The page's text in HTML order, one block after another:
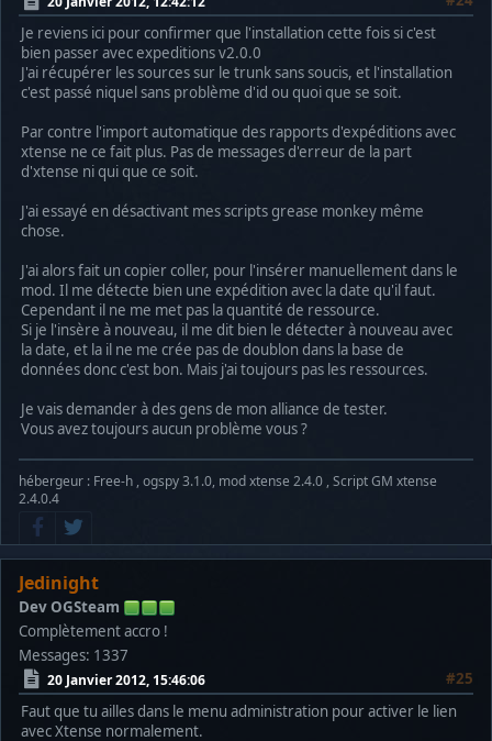
Je reviens ici pour confirmer que l'installation cette fois si c'est
bien passer avec expeditions v2.0.0
J'ai récupérer les sources sur le trunk sans soucis, et l'installation
c'est passé niquel sans problème d'id ou quoi que se soit.
Par contre l'import automatique des rapports d'expéditions avec
xtense ne ce fait plus. Pas de messages d'erreur de la part
d'xtense ni qui que ce soit.
J'ai essayé en désactivant mes scripts grease monkey même
chose.
J'ai alors fait un copier coller, pour l'insérer manuellement dans le
mod. Il me détecte bien une expédition avec la date qu'il faut.
Cependant il ne me met pas la quantité de ressource.
Si je l'insère à nouveau, il me dit bien le détecter à nouveau avec
la date, et la il ne me crée pas de doublon dans la base de
données donc c'est bon. Mais j'ai toujours pas les ressources.
Je vais demander à des gens de mon alliance de tester.
Vous avez toujours aucun problème vous ?
hébergeur : Free-h , ogspy 3.1.0, mod xtense 2.4.0 , Script GM xtense
2.4.0.4
Jedinight
Dev OGSteam
Complètement accro !
Messages: 1337
20 Janvier 2012, 15:46:06
#25
Faut que tu ailles dans le menu administration pour activer le lien
avec Xtense normalement.